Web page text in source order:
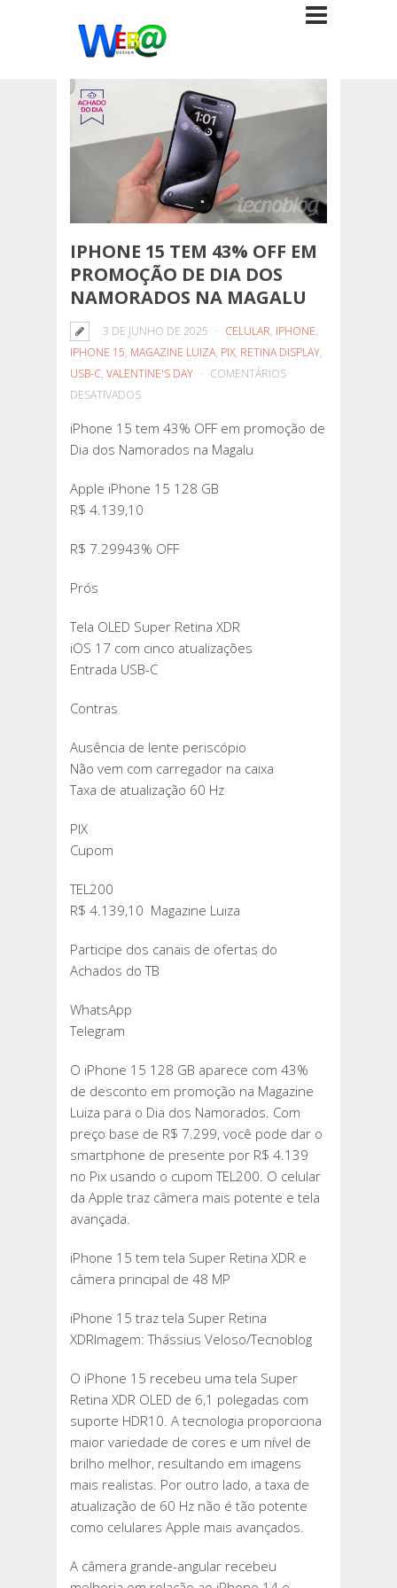
IPHONE 15 TEM 43% OFF EM
PROMOÇÃO DE DIA DOS
NAMORADOS NA MAGALU
3 DE JUNHO DE 2025 CELULAR, IPHONE,
IPHONE 15, MAGAZINE LUIZA, PIX, RETINA DISPLAY,
USB-C, VALENTINE'S DAY
COMENTÁRIOS
DESATIVADOSEM
15
TEM
PROMOÇÃO
NAMORADOS
NA
MAGALU
iPhone 15 tem 43% OFF em promoção de
Dia dos Namorados na Magalu
Apple iPhone 15 128 GB
R$ 4.139,10
R$ 7.29943% OFF
Prós
Tela OLED Super Retina XDR
iOS 17 com cinco atualizações
Entrada USB-C
Contras
Ausência de lente periscópio
Não vem com carregador na caixa
Taxa de atualização 60 Hz
PIX
Cupom
TEL200
R$ 4.139,10 Magazine Luiza
Participe dos canais de ofertas do
Achados do TB
WhatsApp
Telegram
O iPhone 15 128 GB aparece com 43%
de desconto em promoção na Magazine
Luiza para o Dia dos Namorados. Com
preço base de R$ 7.299, você pode dar o
smartphone de presente por R$ 4.139
no Pix usando o cupom TEL200. O celular
da Apple traz câmera mais potente e tela
avançada.
iPhone 15 tem tela Super Retina XDR e
câmera principal de 48 MP
iPhone 15 traz tela Super Retina
XDRImagem: Thássius Veloso/Tecnoblog
O iPhone 15 recebeu uma tela Super
Retina XDR OLED de 6,1 polegadas com
suporte HDR10. A tecnologia proporciona
maior variedade de cores e um nível de
brilho melhor, resultando em imagens
mais realistas. Por outro lado, a taxa de
atualização de 60 Hz não é tão potente
como celulares Apple mais avançados.
A câmera grande-angular recebeu